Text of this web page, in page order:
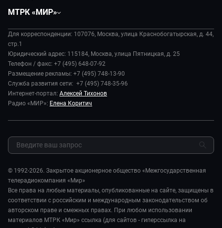
Экономика
Происшествия
В содружестве
В мире
Наука и технологии
Здоровье и медицина
Спорт
Шоу-бизнес
Стиль жизни
Сад и огород
Дела судебные
Диктор делает
Игра в кино
Игра в кино. Мультфильмы
Исторический детектив
Миллион за 5 минут
Мировое соглашение
Предварительный диагноз
Пять причин поехать в...
МТРК «МИР»
История
Руководство
Новости компании
Пресса о нас
Карьера
Реклама
Закупки и тендеры
Обратная связь
Для корреспонденции: 107076, Москва, улица Краснобогатырская, д. 44,
стр.1
Юридический адрес: 115184, Москва, улица Пятницкая, д. 25
Телефон / факс: +7 (495) 648-07-92
Размещение рекламы: +7 (495) 748-13-90
Служба развития сети: +7 (495) 748-35-96
Интернет-портал: Алексей Тихонов
Радио «МИР»: Елена Коритич
© 1992-2026. Закрытое акционерное общество «Межгосударственная
телерадиокомпания «Мир»
Все права на любые материалы, опубликованные на сайте, защищены в
соответствии с российским и международным законодательством об
авторском праве и смежных правах. При любом использовании
материалов МТРК «Мир» ссылка (для сайтов - гиперссылка на